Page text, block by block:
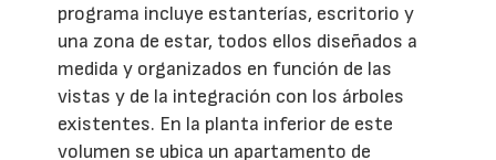
programa incluye estanterías, escritorio y
una zona de estar, todos ellos diseñados a
medida y organizados en función de las
vistas y de la integración con los árboles
existentes. En la planta inferior de este
volumen se ubica un apartamento de